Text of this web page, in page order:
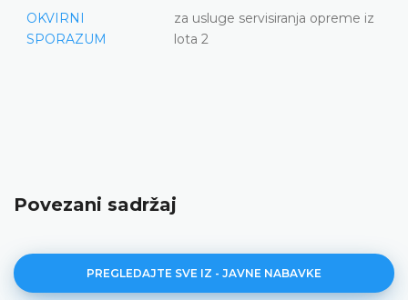
OKVIRNI
SPORAZUM
za usluge servisiranja opreme iz
lota 2
Povezani sadržaj
PREGLEDAJTE SVE IZ - JAVNE NABAVKE